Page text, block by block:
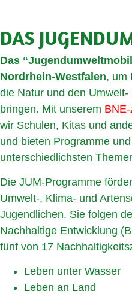
DAS
Das
Nordrhein-Westfalen, um
die Natur und den
bringen. Mit unserem
wir Schulen, Kitas und
und bieten Programme
unterschiedlichsten
Die JUM-Programme
Umwelt-, Klima- und
Jugendlichen. Sie folgen
Nachhaltige Entwicklung
fünf von 17
Leben unter Wasser
Leben an Land